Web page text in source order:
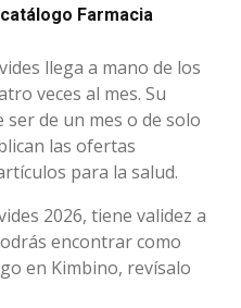
Farmacia
llega a mano de los
veces al mes. Su
de un mes o de solo
las ofertas
para la salud.
2026, tiene validez a
encontrar como
en Kimbino, revísalo